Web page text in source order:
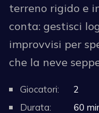
terreno rigido e
conta: gestisci
improvvisi per
che la neve
Giocatori:
2
Durata:
60